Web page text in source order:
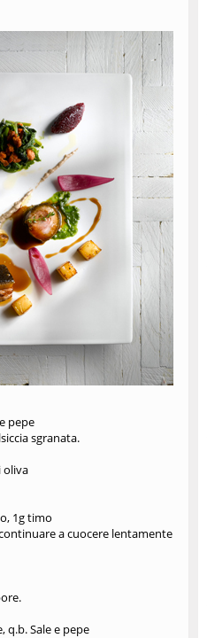
pepe
sgranata.
oliva
1g timo
a cuocere lentamente
q.b. Sale e pepe